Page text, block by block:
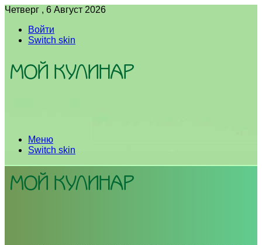
Четверг , 6 Август 2026
Войти
Switch skin
Меню
Switch skin